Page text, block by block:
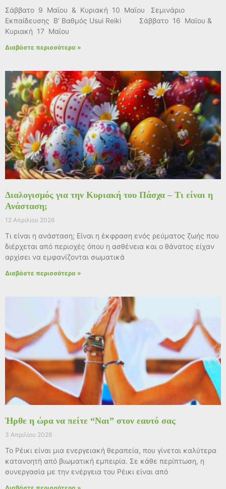
Σάββατο 9 Μαϊου & Κυριακή 10 Μαϊου Σεμινάριο
Εκπαίδευσης Β’ Βαθμός Usui Reiki Σάββατο 16 Μαϊου &
Κυριακή 17 Μαϊου
Διαβάστε περισσότερα »
Διαλογισμός για την Κυριακή του Πάσχα – Τι είναι η
Ανάσταση;
12 Απριλίου 2026
Τι είναι η ανάσταση; Είναι η έκφραση ενός ρεύματος ζωής που
διέρχεται από περιοχές όπου η ασθένεια και ο θάνατος είχαν
αρχίσει να εμφανίζονται σωματικά
Διαβάστε περισσότερα »
Ήρθε η ώρα να πείτε “Ναι” στον εαυτό σας
3 Απριλίου 2026
Το Ρέικι είναι μια ενεργειακή θεραπεία, που γίνεται καλύτερα
κατανοητή από βιωματική εμπειρία. Σε κάθε περίπτωση, η
συνεργασία με την ενέργεια του Ρέικι είναι από